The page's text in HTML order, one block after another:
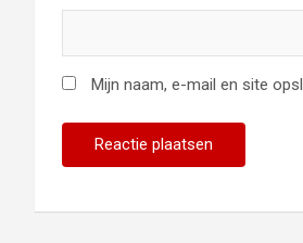
Mijn naam, e-mail en site